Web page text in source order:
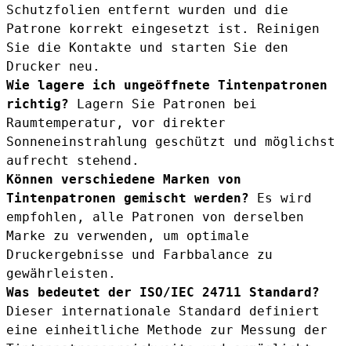
Schutzfolien entfernt wurden und die
Patrone korrekt eingesetzt ist. Reinigen
Sie die Kontakte und starten Sie den
Drucker neu.
Wie lagere ich ungeöffnete Tintenpatronen
richtig? Lagern Sie Patronen bei
Raumtemperatur, vor direkter
Sonneneinstrahlung geschützt und möglichst
aufrecht stehend.
Können verschiedene Marken von
Tintenpatronen gemischt werden? Es wird
empfohlen, alle Patronen von derselben
Marke zu verwenden, um optimale
Druckergebnisse und Farbbalance zu
gewährleisten.
Was bedeutet der ISO/IEC 24711 Standard?
Dieser internationale Standard definiert
eine einheitliche Methode zur Messung der